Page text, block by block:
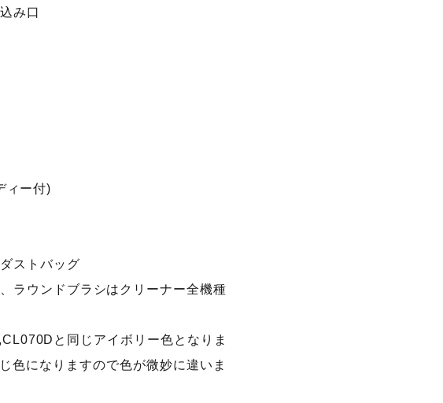
み口
ィー付)
ストバッグ
ラウンドブラシはクリーナー全機種
と同じアイボリー色となりま
になりますので色が微妙に違いま